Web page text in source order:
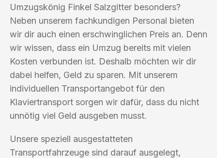
Umzugskönig Finkel Salzgitter besonders?
Neben unserem fachkundigen Personal bieten
wir dir auch einen erschwinglichen Preis an. Denn
wir wissen, dass ein Umzug bereits mit vielen
Kosten verbunden ist. Deshalb möchten wir dir
dabei helfen, Geld zu sparen. Mit unserem
individuellen Transportangebot für den
Klaviertransport sorgen wir dafür, dass du nicht
unnötig viel Geld ausgeben musst.
Unsere speziell ausgestatteten
Transportfahrzeuge sind darauf ausgelegt,